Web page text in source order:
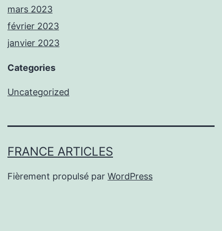
mars 2023
février 2023
janvier 2023
Categories
Uncategorized
FRANCE ARTICLES
Fièrement propulsé par WordPress